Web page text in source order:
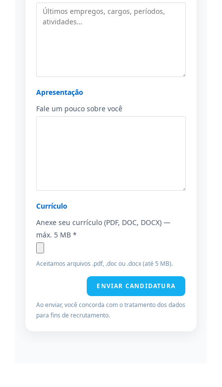
Apresentação
Fale um pouco sobre você
Currículo
Anexe seu currículo (PDF, DOC, DOCX) —
máx. 5 MB *
Aceitamos arquivos .pdf, .doc ou .docx (até 5 MB).
ENVIAR CANDIDATURA
Ao enviar, você concorda com o tratamento dos dados
para fins de recrutamento.